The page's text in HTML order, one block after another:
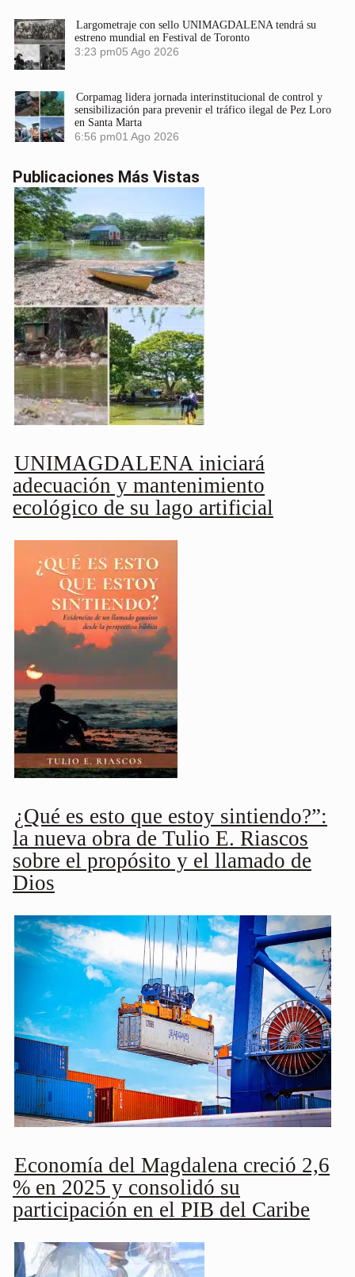
Largometraje con sello UNIMAGDALENA tendrá su
estreno mundial en Festival de Toronto
3:23 pm05 Ago 2026
Corpamag lidera jornada interinstitucional de control y
sensibilización para prevenir el tráfico ilegal de Pez Loro
en Santa Marta
6:56 pm01 Ago 2026
Publicaciones Más Vistas
UNIMAGDALENA iniciará
adecuación y mantenimiento
ecológico de su lago artificial
¿Qué es esto que estoy sintiendo?”:
la nueva obra de Tulio E. Riascos
sobre el propósito y el llamado de
Dios
Economía del Magdalena creció 2,6
% en 2025 y consolidó su
participación en el PIB del Caribe